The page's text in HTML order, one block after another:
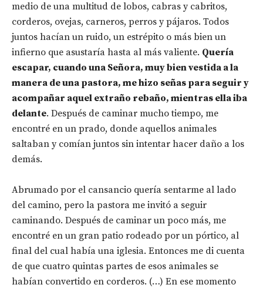
medio de una multitud de lobos, cabras y cabritos,
corderos, ovejas, carneros, perros y pájaros. Todos
juntos hacían un ruido, un estrépito o más bien un
infierno que asustaría hasta al más valiente. Quería
escapar, cuando una Señora, muy bien vestida a la
manera de una pastora, me hizo señas para seguir y
acompañar aquel extraño rebaño, mientras ella iba
delante. Después de caminar mucho tiempo, me
encontré en un prado, donde aquellos animales
saltaban y comían juntos sin intentar hacer daño a los
demás.
Abrumado por el cansancio quería sentarme al lado
del camino, pero la pastora me invitó a seguir
caminando. Después de caminar un poco más, me
encontré en un gran patio rodeado por un pórtico, al
final del cual había una iglesia. Entonces me di cuenta
de que cuatro quintas partes de esos animales se
habían convertido en corderos. (…) En ese momento